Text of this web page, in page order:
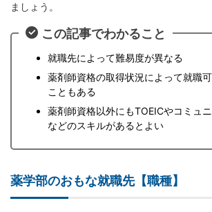
ましょう。
この記事でわかること
就職先によって難易度が異なる
薬剤師資格の取得状況によって就職
こともある
薬剤師資格以外にもTOEICやコミュ
などのスキルがあるとよい
薬学部のおもな就職先【職種】